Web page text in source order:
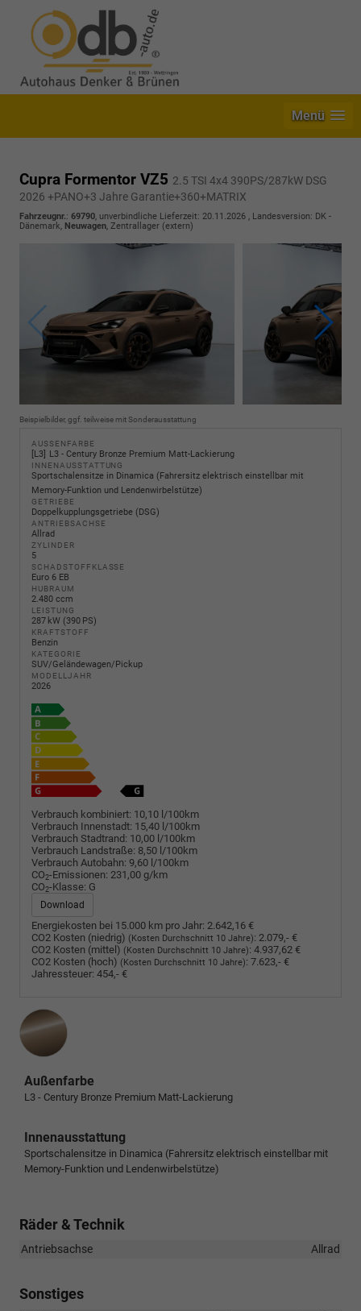
Menü
Cupra Formentor VZ5 2.5 TSI 4x4 390PS/287kW DSG
2026 +PANO+3 Jahre Garantie+360+MATRIX
Fahrzeugnr.: 69790, unverbindliche Lieferzeit: 20.11.2026 , Landesversion: DK -
Dänemark, Neuwagen, Zentrallager (extern)
Beispielbilder, ggf. teilweise mit Sonderausstattung
AUSSENFARBE
L3 L3 - Century Bronze Premium Matt-Lackierung
INNENAUSSTATTUNG
Sportschalensitze in Dinamica (Fahrersitz elektrisch einstellbar mit
Memory-Funktion und Lendenwirbelstütze)
GETRIEBE
Doppelkupplungsgetriebe (DSG)
ANTRIEBSACHSE
Allrad
ZYLINDER
5
SCHADSTOFFKLASSE
Euro 6 EB
HUBRAUM
2.480 ccm
LEISTUNG
287 kW (390 PS)
KRAFTSTOFF
Benzin
KATEGORIE
SUV/Geländewagen/Pickup
MODELLJAHR
2026
Verbrauch kombiniert: 10,10 l/100km
Verbrauch Innenstadt: 15,40 l/100km
Verbrauch Stadtrand: 10,00 l/100km
Verbrauch Landstraße: 8,50 l/100km
Verbrauch Autobahn: 9,60 l/100km
CO2-Emissionen: 231,00 g/km
CO2-Klasse: G
Download
Energiekosten bei 15.000 km pro Jahr: 2.642,16 €
CO2 Kosten (niedrig) (Kosten Durchschnitt 10 Jahre): 2.079,- €
CO2 Kosten (mittel) (Kosten Durchschnitt 10 Jahre): 4.937,62 €
CO2 Kosten (hoch) (Kosten Durchschnitt 10 Jahre): 7.623,- €
Jahressteuer: 454,- €
Außenfarbe
L3 - Century Bronze Premium Matt-Lackierung
Innenausstattung
Sportschalensitze in Dinamica (Fahrersitz elektrisch einstellbar mit
Memory-Funktion und Lendenwirbelstütze)
Räder & Technik
Antriebsachse Allrad
Sonstiges